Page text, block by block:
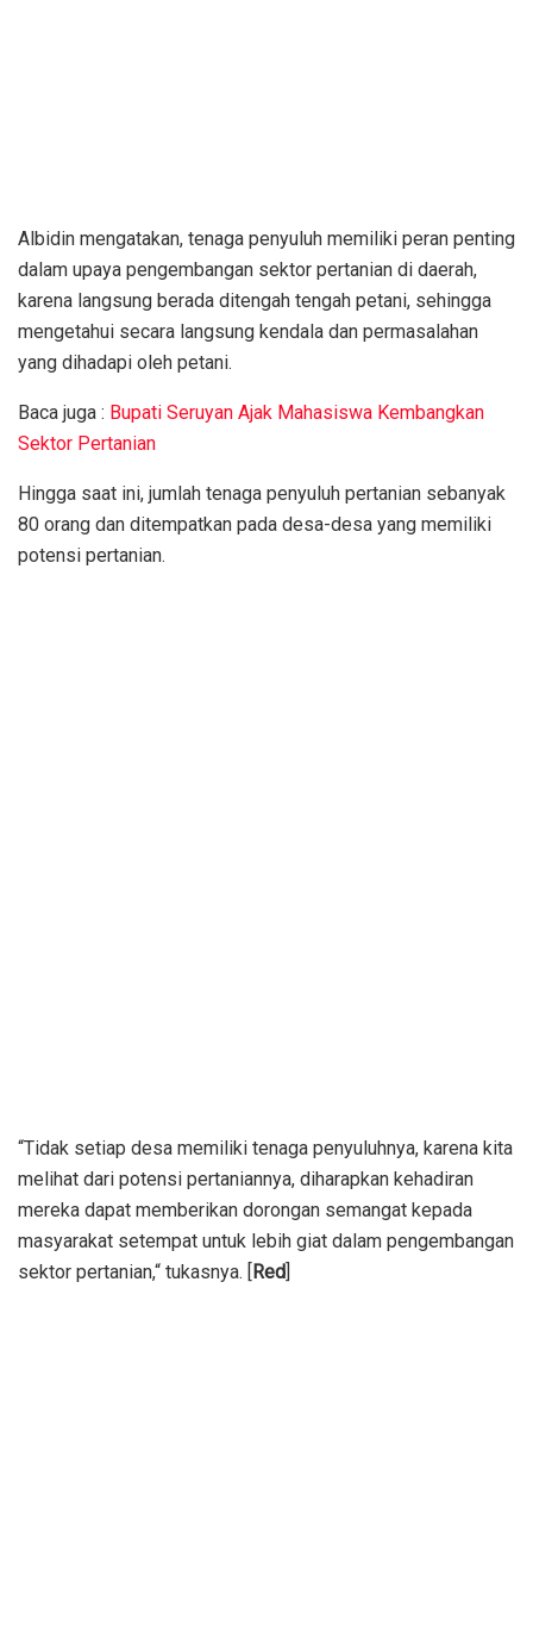
Albidin mengatakan, tenaga penyuluh memiliki peran penting
dalam upaya pengembangan sektor pertanian di daerah,
karena langsung berada ditengah tengah petani, sehingga
mengetahui secara langsung kendala dan permasalahan
yang dihadapi oleh petani.
Baca juga : Bupati Seruyan Ajak Mahasiswa Kembangkan
Sektor Pertanian
Hingga saat ini, jumlah tenaga penyuluh pertanian sebanyak
80 orang dan ditempatkan pada desa-desa yang memiliki
potensi pertanian.
“Tidak setiap desa memiliki tenaga penyuluhnya, karena kita
melihat dari potensi pertaniannya, diharapkan kehadiran
mereka dapat memberikan dorongan semangat kepada
masyarakat setempat untuk lebih giat dalam pengembangan
sektor pertanian,“ tukasnya. [Red]